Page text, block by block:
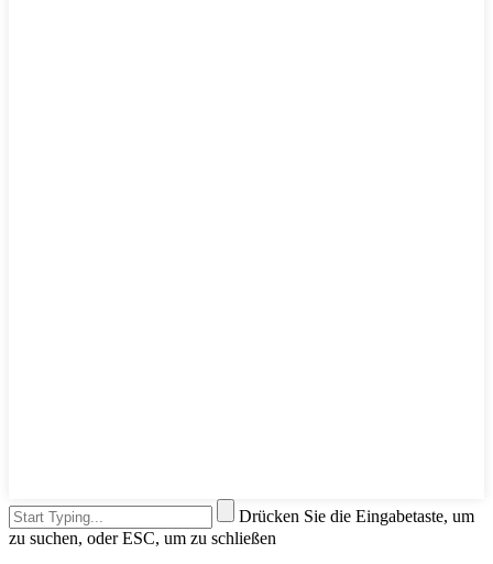
Drücken Sie die Eingabetaste, um
zu suchen, oder ESC, um zu schließen